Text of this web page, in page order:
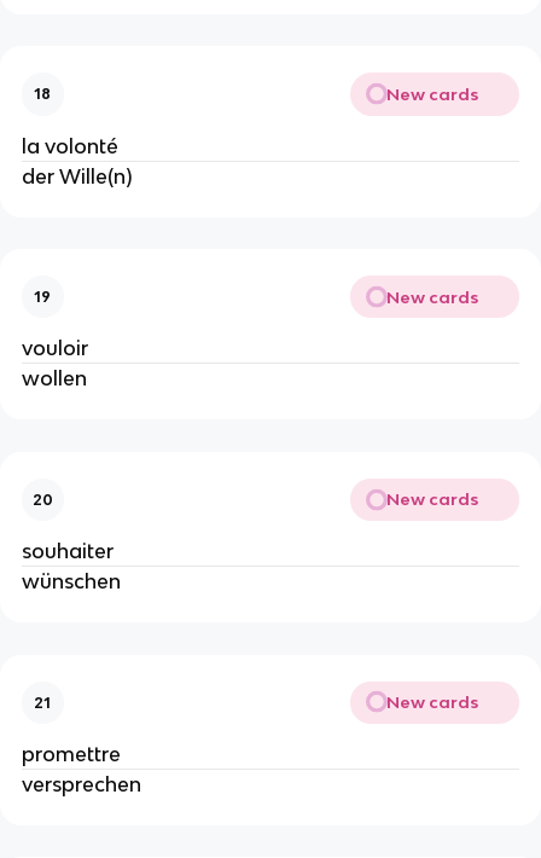
18 New cards
la volonté
der Wille(n)
19 New cards
vouloir
wollen
20 New cards
souhaiter
wünschen
21 New cards
promettre
versprechen